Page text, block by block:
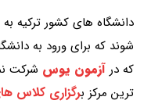
دانشگاه های کشور ترکیه
شوند که برای ورود به
که در آزمون یوس شرکت
ترین مرکز برگزاری کلاس